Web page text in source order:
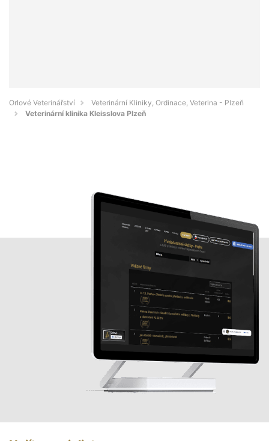
Orlové Veterinářství
Veterinární Kliniky, Ordinace, Veterina - Plzeň
Veterinární klinika Kleisslova Plzeň